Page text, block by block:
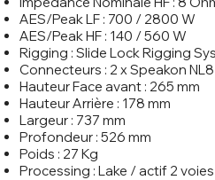
AES/Peak LF : 700 / 2800 W
AES/Peak HF : 140 / 560 W
Rigging : Slide Lock Rigging
Connecteurs : 2 x Speakon NL8
Hauteur Face avant : 265 mm
Hauteur Arrière : 178 mm
Largeur : 737 mm
Profondeur : 526 mm
Poids : 27 Kg
Processing : Lake / actif 2 voies